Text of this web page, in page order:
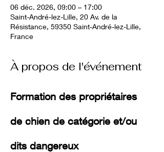
06 déc. 2026, 09:00 – 17:00
Saint-André-lez-Lille, 20 Av. de la
Résistance, 59350 Saint-André-lez-Lille,
France
À propos de l'événement
Formation des propriétaires
de chien de catégorie et/ou
dits dangereux